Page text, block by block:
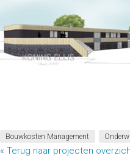
Bouwkosten Management
« Terug naar projecten